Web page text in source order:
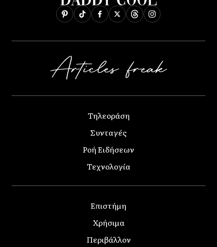
Τηλεοράση
Συνταγές
Ροή Ειδήσεων
Τεχνολογία
Επιστήμη
Χρήσιμα
Περιβάλλον